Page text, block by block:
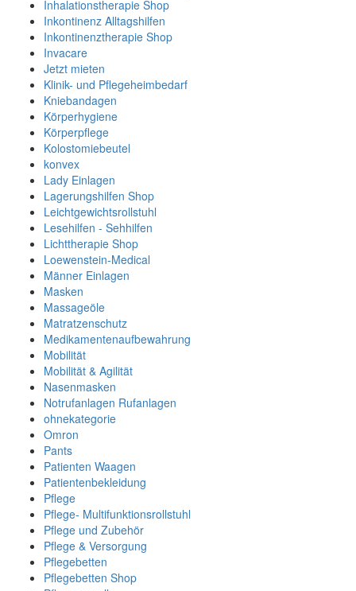
Inhalationstherapie Shop
Inkontinenz Alltagshilfen
Inkontinenztherapie Shop
Invacare
Jetzt mieten
Klinik- und Pflegeheimbedarf
Kniebandagen
Körperhygiene
Körperpflege
Kolostomiebeutel
konvex
Lady Einlagen
Lagerungshilfen Shop
Leichtgewichtsrollstuhl
Lesehilfen - Sehhilfen
Lichttherapie Shop
Loewenstein-Medical
Männer Einlagen
Masken
Massageöle
Matratzenschutz
Medikamentenaufbewahrung
Mobilität
Mobilität & Agilität
Nasenmasken
Notrufanlagen Rufanlagen
ohnekategorie
Omron
Pants
Patienten Waagen
Patientenbekleidung
Pflege
Pflege- Multifunktionsrollstuhl
Pflege und Zubehör
Pflege & Versorgung
Pflegebetten
Pflegebetten Shop